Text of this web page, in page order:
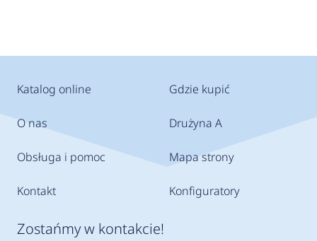
Katalog online
O nas
Obsługa i pomoc
Kontakt
Gdzie kupić
Drużyna A
Mapa strony
Konfiguratory
Zostańmy w kontakcie!